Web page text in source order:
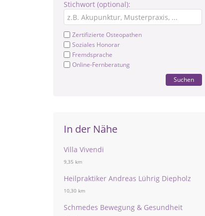
Stichwort (optional):
Zertifizierte Osteopathen
Soziales Honorar
Fremdsprache
Online-Fernberatung
Suchen
In der Nähe
Villa Vivendi
9,35 km
Heilpraktiker Andreas Lührig Diepholz
10,30 km
Schmedes Bewegung & Gesundheit